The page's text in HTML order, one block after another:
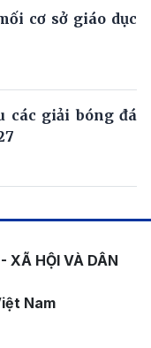
cơ sở giáo dục
các giải bóng đá
XÃ HỘI VÀ DÂN
Nam